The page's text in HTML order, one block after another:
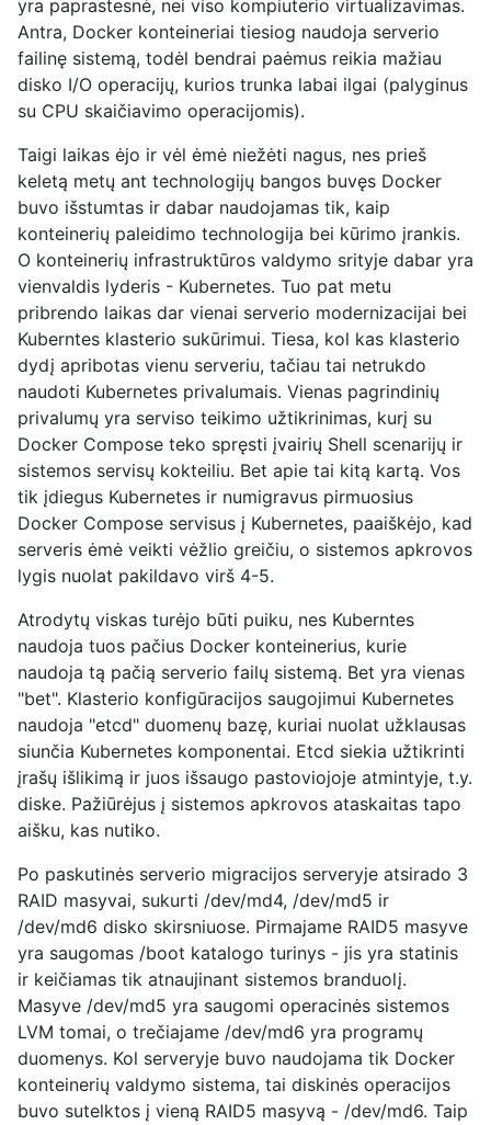
yra paprastesnė, nei viso kompiuterio virtualizavimas.
Antra, Docker konteineriai tiesiog naudoja serverio
failinę sistemą, todėl bendrai paėmus reikia mažiau
disko I/O operacijų, kurios trunka labai ilgai (palyginus
su CPU skaičiavimo operacijomis).
Taigi laikas ėjo ir vėl ėmė niežėti nagus, nes prieš
keletą metų ant technologijų bangos buvęs Docker
buvo išstumtas ir dabar naudojamas tik, kaip
konteinerių paleidimo technologija bei kūrimo įrankis.
O konteinerių infrastruktūros valdymo srityje dabar yra
vienvaldis lyderis - Kubernetes. Tuo pat metu
pribrendo laikas dar vienai serverio modernizacijai bei
Kuberntes klasterio sukūrimui. Tiesa, kol kas klasterio
dydį apribotas vienu serveriu, tačiau tai netrukdo
naudoti Kubernetes privalumais. Vienas pagrindinių
privalumų yra serviso teikimo užtikrinimas, kurį su
Docker Compose teko spręsti įvairių Shell scenarijų ir
sistemos servisų kokteiliu. Bet apie tai kitą kartą. Vos
tik įdiegus Kubernetes ir numigravus pirmuosius
Docker Compose servisus į Kubernetes, paaiškėjo, kad
serveris ėmė veikti vėžlio greičiu, o sistemos apkrovos
lygis nuolat pakildavo virš 4-5.
Atrodytų viskas turėjo būti puiku, nes Kuberntes
naudoja tuos pačius Docker konteinerius, kurie
naudoja tą pačią serverio failų sistemą. Bet yra vienas
"bet". Klasterio konfigūracijos saugojimui Kubernetes
naudoja "etcd" duomenų bazę, kuriai nuolat užklausas
siunčia Kubernetes komponentai. Etcd siekia užtikrinti
įrašų išlikimą ir juos išsaugo pastoviojoje atmintyje, t.y.
diske. Pažiūrėjus į sistemos apkrovos ataskaitas tapo
aišku, kas nutiko.
Po paskutinės serverio migracijos serveryje atsirado 3
RAID masyvai, sukurti /dev/md4, /dev/md5 ir
/dev/md6 disko skirsniuose. Pirmajame RAID5 masyve
yra saugomas /boot katalogo turinys - jis yra statinis
ir keičiamas tik atnaujinant sistemos branduolį.
Masyve /dev/md5 yra saugomi operacinės sistemos
LVM tomai, o trečiajame /dev/md6 yra programų
duomenys. Kol serveryje buvo naudojama tik Docker
konteinerių valdymo sistema, tai diskinės operacijos
buvo sutelktos į vieną RAID5 masyvą - /dev/md6. Taip